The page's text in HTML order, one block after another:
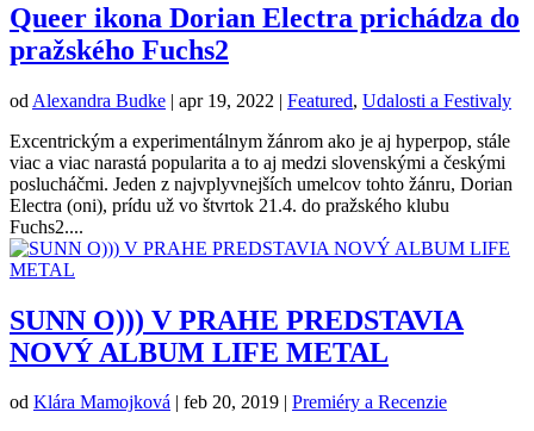
Queer ikona Dorian Electra prichádza do
pražského Fuchs2
od Alexandra Budke | apr 19, 2022 | Featured, Udalosti a Festivaly
Excentrickým a experimentálnym žánrom ako je aj hyperpop, stále
viac a viac narastá popularita a to aj medzi slovenskými a českými
poslucháčmi. Jeden z najvplyvnejších umelcov tohto žánru, Dorian
Electra (oni), prídu už vo štvrtok 21.4. do pražského klubu
Fuchs2....
SUNN O))) V PRAHE PREDSTAVIA
NOVÝ ALBUM LIFE METAL
od Klára Mamojková | feb 20, 2019 | Premiéry a Recenzie